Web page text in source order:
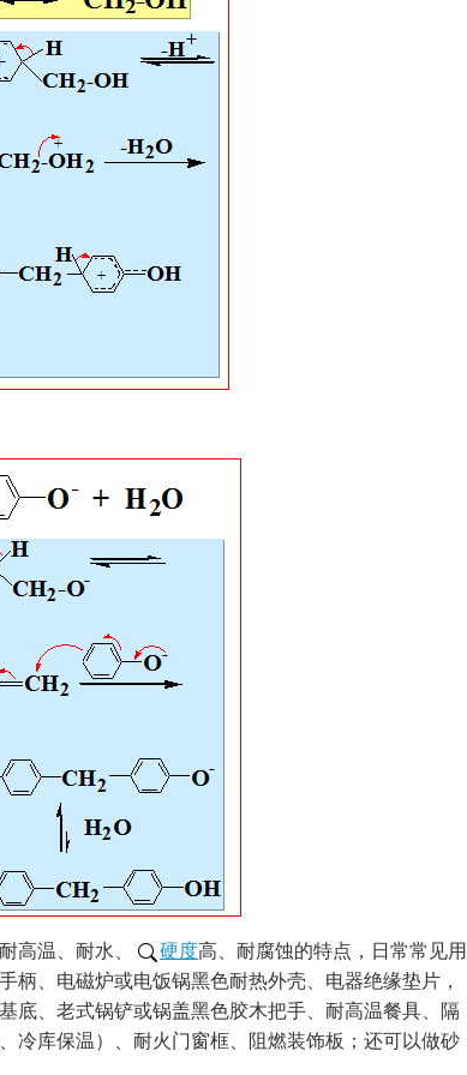
高温、耐水、 硬度高、耐腐蚀的特点，日常常见用
、电磁炉或电饭锅黑色耐热外壳、电器绝缘垫片，
底、老式锅铲或锅盖黑色胶木把手、耐高温餐具、隔
冷库保温）、耐火门窗框、阻燃装饰板；还可以做砂